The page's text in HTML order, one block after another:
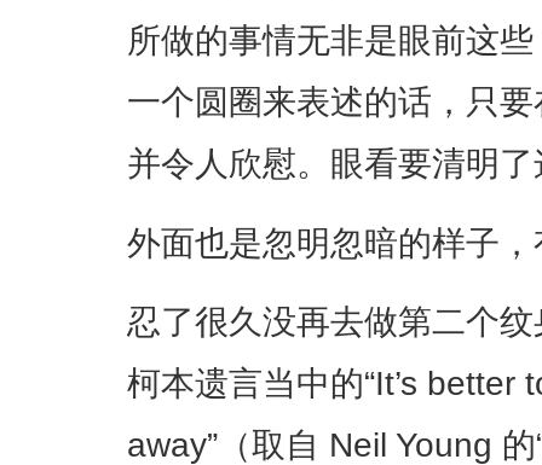
所做的事情无非是眼前这
一个圆圈来表述的话，只
并令人欣慰。眼看要清明
外面也是忽明忽暗的样子
忍了很久没再去做第二个
柯本遗言当中的“It’s
away”（取自 Neil Young